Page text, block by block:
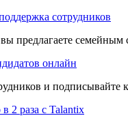
сотрудников
предлагаете семейным
онлайн
и подписывайте
2 раза с Talantix